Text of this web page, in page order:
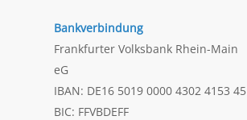
Bankverbindung
Frankfurter Volksbank Rhein-Main
eG
IBAN: DE16 5019 0000 4302 4153 45
BIC: FFVBDEFF